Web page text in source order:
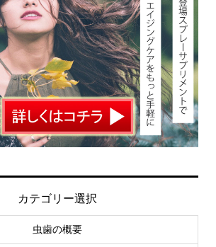
カテゴリー選択
虫歯の概要